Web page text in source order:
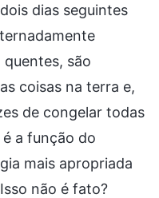
dias seguintes
são
coisas na terra e,
de congelar todas
é a função do
mais apropriada
não é fato?